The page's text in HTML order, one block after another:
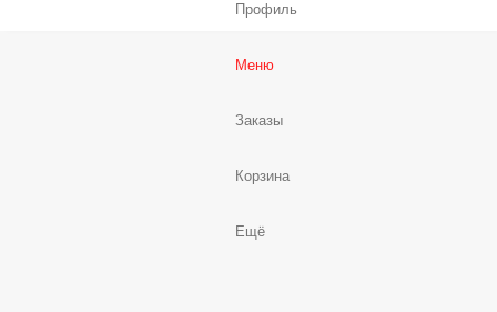
Профиль
Меню
Заказы
Корзина
Ещё